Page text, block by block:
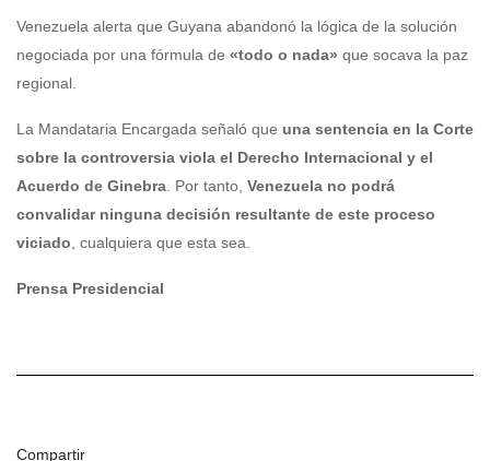
Venezuela alerta que Guyana abandonó la lógica de la solución
negociada por una fórmula de «todo o nada» que socava la paz
regional.
La Mandataria Encargada señaló que una sentencia en la Corte
sobre la controversia viola el Derecho Internacional y el
Acuerdo de Ginebra . Por tanto, Venezuela no podrá
convalidar ninguna decisión resultante de este proceso
viciado , cualquiera que esta sea.
Prensa Presidencial
Compartir